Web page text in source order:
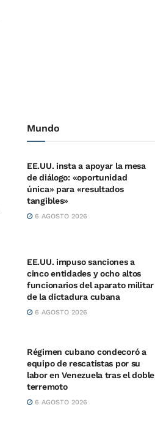
Mundo
EE.UU. insta a apoyar la mesa
de diálogo: «oportunidad
única» para «resultados
tangibles»
6 AGOSTO 2026
EE.UU. impuso sanciones a
cinco entidades y ocho altos
funcionarios del aparato militar
de la dictadura cubana
6 AGOSTO 2026
Régimen cubano condecoró a
equipo de rescatistas por su
labor en Venezuela tras el doble
terremoto
6 AGOSTO 2026